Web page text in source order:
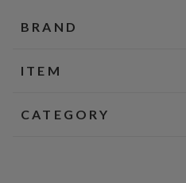
BRAND
ITEM
CATEGORY